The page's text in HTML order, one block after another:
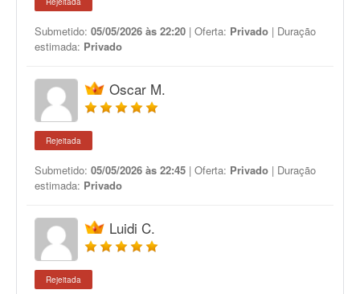
Submetido: 05/05/2026 às 22:20 | Oferta: Privado | Duração
estimada: Privado
Oscar M.
Rejeitada
Submetido: 05/05/2026 às 22:45 | Oferta: Privado | Duração
estimada: Privado
Luidi C.
Rejeitada